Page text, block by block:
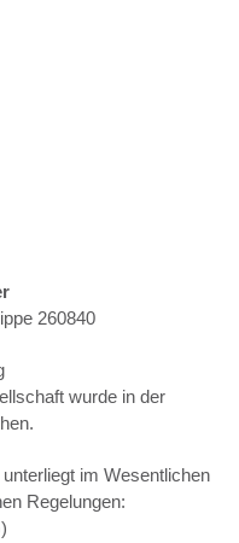
260840
wurde in der
im Wesentlichen
Regelungen: